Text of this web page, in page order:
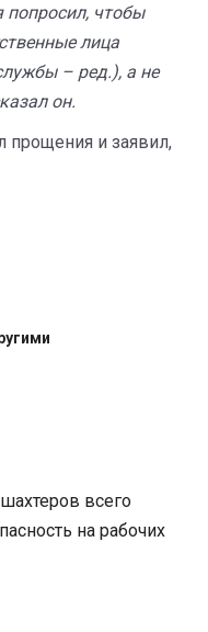
попросил, чтобы
лица
– ред.), а не
он.
прощения и заявил,
всего
на рабочих